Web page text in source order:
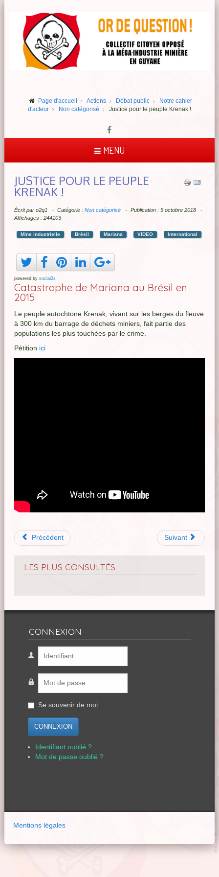
Page d'accueil Actions Débat public
Notre cahier
d'acteur
Non catégorisé Justice pour le peuple Krenak !
MENU
JUSTICE POUR LE PEUPLE
KRENAK !
Écrit par o2q1 Catégorie : Non catégorisé
Publication : 5 octobre 2018
Affichages : 244103
Mine industrielle Brésil Mariana VIDEO International
powered by social2s
Catastrophe de Mariana au Brésil en
2015
Le peuple autochtone Krenak, vivant sur les berges du fleuve
à 300 km du barrage de déchets miniers, fait partie des
populations les plus touchées par le crime.
Pétition ici
Précédent Suivant
LES PLUS CONSULTÉS
CONNEXION
Se souvenir de moi
CONNEXION
Identifiant oublié ?
Mot de passe oublié ?
Mentions légales